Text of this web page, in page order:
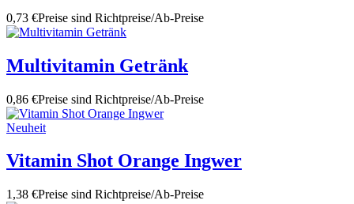
0,73 €Preise sind Richtpreise/Ab-Preise
Multivitamin Getränk
0,86 €Preise sind Richtpreise/Ab-Preise
Neuheit
Vitamin Shot Orange Ingwer
1,38 €Preise sind Richtpreise/Ab-Preise